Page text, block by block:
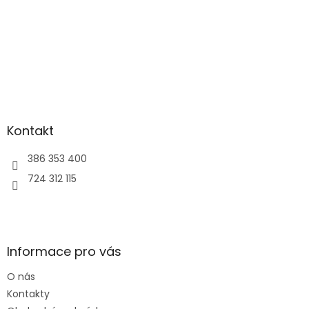
Kontakt
386 353 400
724 312 115
Informace pro vás
O nás
Kontakty